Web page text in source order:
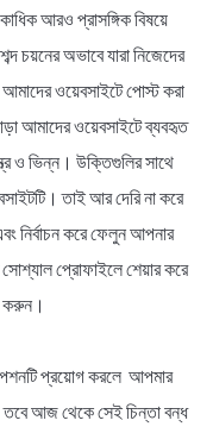
আরও প্রাসঙ্গিক বিষয়ে
চয়নের অভাবে যারা নিজেদের
ওয়েবসাইটে পোস্ট করা
আমাদের ওয়েবসাইটে ব্যবহৃত
ও ভিন্ন। উক্তিগুলির সাথে
তাই আর দেরি না করে
করে ফেলুন আপনার
প্রোফাইলে শেয়ার করে
করুন।
প্রয়োগ করলে আপমার
তবে আজ থেকে সেই চিন্তা বন্ধ